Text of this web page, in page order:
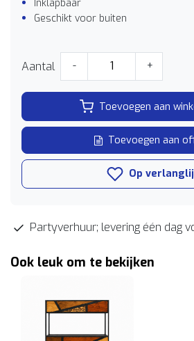
Inklapbaar
Geschikt voor buiten
Aantal - +
Toevoegen aan
Toevoegen aan
Op
Partyverhuur; levering één dag
Ook leuk om te bekijken